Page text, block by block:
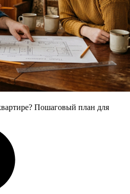
Пошаговый план для